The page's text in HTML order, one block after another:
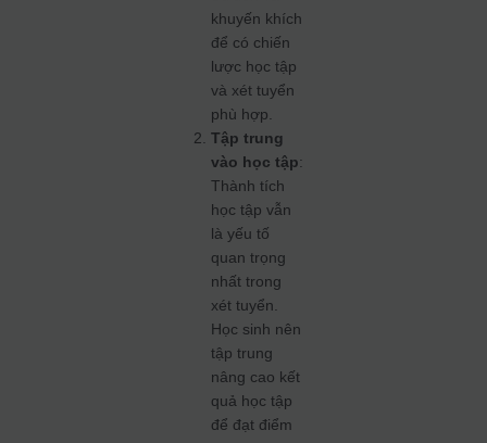
khuyến khích
để có chiến
lược học tập
và xét tuyển
phù hợp.
Tập trung
vào học tập:
Thành tích
học tập vẫn
là yếu tố
quan trọng
nhất trong
xét tuyển.
Học sinh nên
tập trung
nâng cao kết
quả học tập
để đạt điểm